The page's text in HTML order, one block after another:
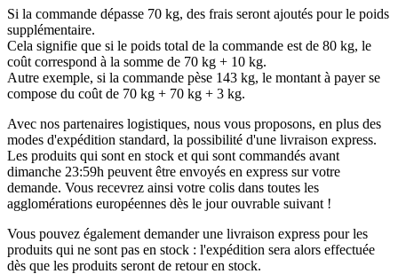
Si la commande dépasse 70 kg, des frais seront ajoutés pour le poids
supplémentaire.
Cela signifie que si le poids total de la commande est de 80 kg, le
coût correspond à la somme de 70 kg + 10 kg.
Autre exemple, si la commande pèse 143 kg, le montant à payer se
compose du coût de 70 kg + 70 kg + 3 kg.
Avec nos partenaires logistiques, nous vous proposons, en plus des
modes d'expédition standard, la possibilité d'une livraison express.
Les produits qui sont en stock et qui sont commandés avant
dimanche 23:59h peuvent être envoyés en express sur votre
demande. Vous recevrez ainsi votre colis dans toutes les
agglomérations européennes dès le jour ouvrable suivant !
Vous pouvez également demander une livraison express pour les
produits qui ne sont pas en stock : l'expédition sera alors effectuée
dès que les produits seront de retour en stock.